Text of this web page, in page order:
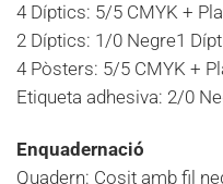
4 Díptics: 5/5 CMYK +
2 Díptics: 1/0 Negre1
4 Pòsters: 5/5 CMYK +
Etiqueta adhesiva: 2/0
Enquadernació
Quadern: Cosit amb fil